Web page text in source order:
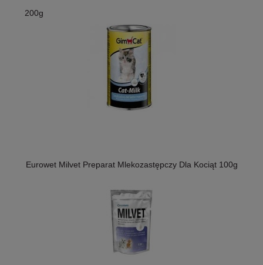
200g
Eurowet Milvet Preparat Mlekozastępczy Dla Kociąt 100g